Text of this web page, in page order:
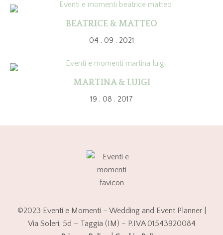
BEATRICE & MATTEO
04 . 09 . 2021
MARTINA & LUIGI
19 . 08 . 2017
©2023 Eventi e Momenti – Wedding and Event Planner |
Via Soleri, 5d – Taggia (IM) – P.IVA 01543920084